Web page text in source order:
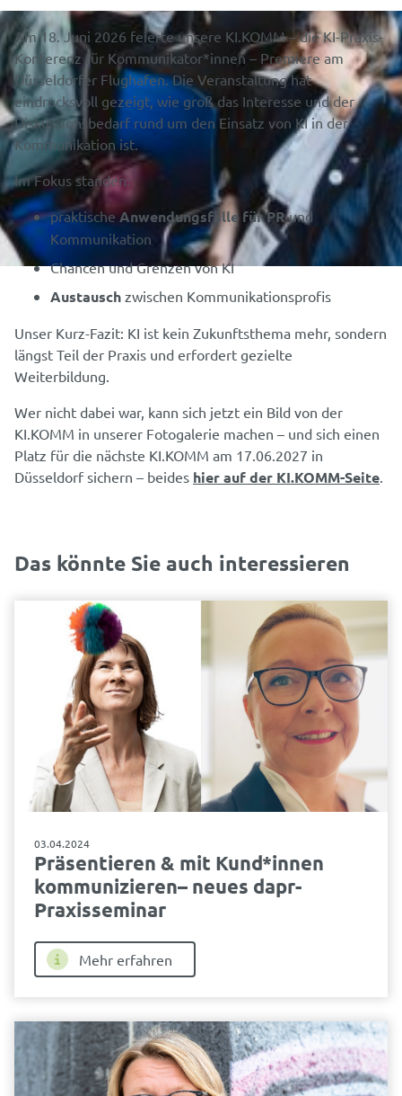
Am 18. Juni 2026 feierte unsere KI.KOMM – die KI-Praxis-
Konferenz für Kommunikator*innen – Premiere am
Düsseldorfer Flughafen. Die Veranstaltung hat
eindrucksvoll gezeigt, wie groß das Interesse und der
Diskussionsbedarf rund um den Einsatz von KI in der
Kommunikation ist.
Im Fokus standen:
praktischeAnwendungsfälle für PRund
Kommunikation
Chancen und Grenzen von KI
Austausch zwischen Kommunikationsprofis
Unser Kurz-Fazit: KI ist kein Zukunftsthema mehr, sondern
längst Teil der Praxis und erfordert gezielte
Weiterbildung.
Wer nicht dabei war, kann sich jetzt ein Bild von der
KI.KOMM in unserer Fotogalerie machen – und sich einen
Platz für die nächste KI.KOMM am 17.06.2027 in
Düsseldorf sichern – beides hier auf der KI.KOMM-Seite.
Das könnte Sie auch interessieren
03.04.2024
Präsentieren & mit Kund*innen
kommunizieren– neues dapr-
Praxisseminar
Mehr erfahren